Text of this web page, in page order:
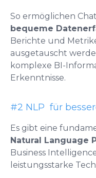
So ermöglichen
bequeme
Berichte und
ausgetauscht
komplexe BI-
Erkenntnisse.
#2 NLP für
Es gibt eine
Natural Language
Business
leistungsstarke